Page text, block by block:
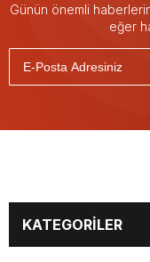
Günün önemli
eğer
KATEGORİLER